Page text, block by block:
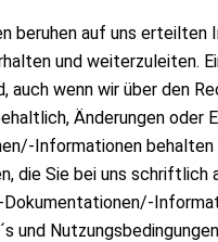
beruhen auf uns
und weiterzuleiten.
auch wenn wir über den
Änderungen oder
Informationen
die Sie bei uns
und